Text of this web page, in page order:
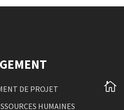
DE PROJET
HUMAINES
